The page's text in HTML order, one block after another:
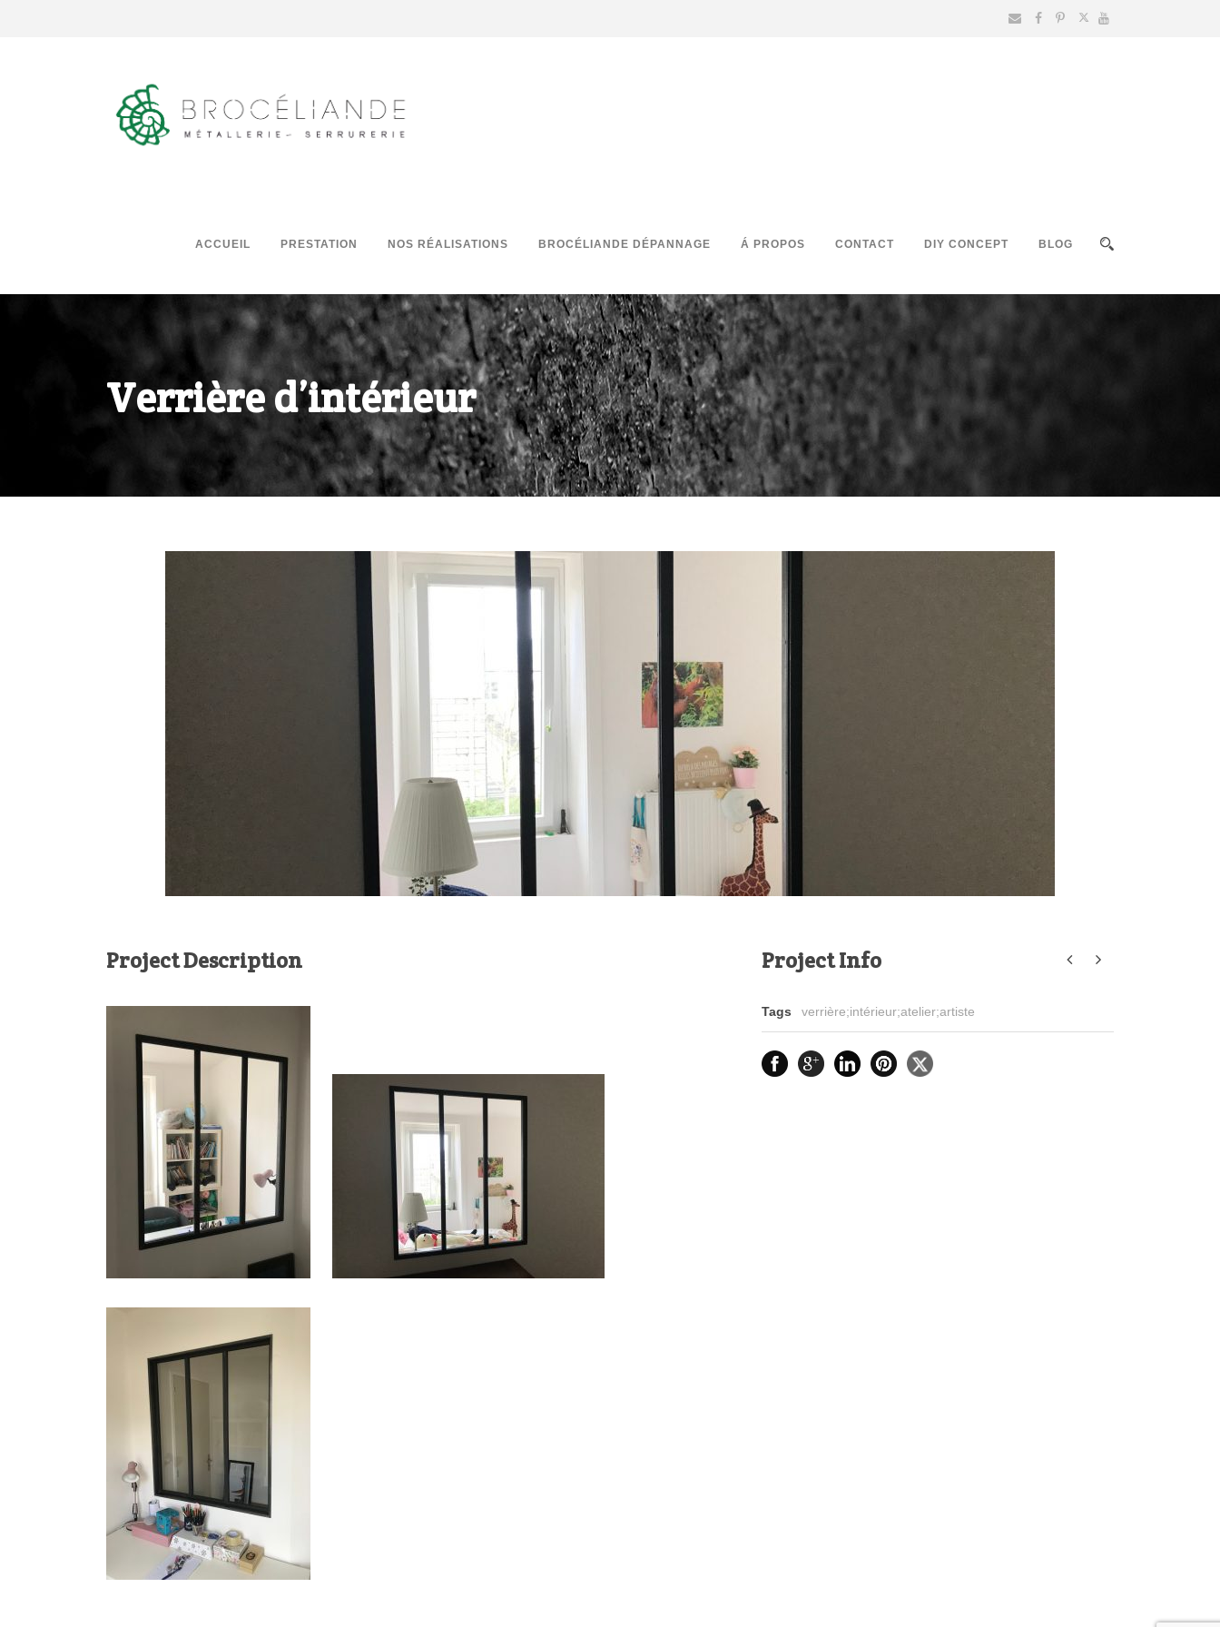
ACCUEIL PRESTATION NOS RÉALISATIONS BROCÉLIANDE DÉPANNAGE Á PROPOS CONTACT DIY CONCEPT BLOG
Verrière d’intérieur
Project Info
Tags verrière;intérieur;atelier;artiste
Project Description